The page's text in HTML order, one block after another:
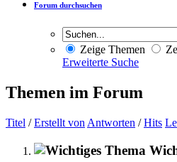
Forum durchsuchen
Zeige Themen
Erweiterte Suche
Themen im Forum
Titel /Erstellt von Antworten /Hits